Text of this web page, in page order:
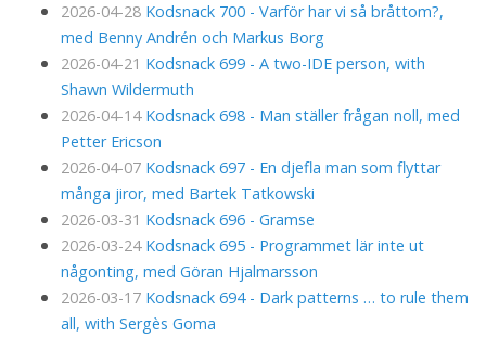
2026-04-28 Kodsnack 700 - Varför har vi så bråttom?,
med Benny Andrén och Markus Borg
2026-04-21 Kodsnack 699 - A two-IDE person, with
Shawn Wildermuth
2026-04-14 Kodsnack 698 - Man ställer frågan noll, med
Petter Ericson
2026-04-07 Kodsnack 697 - En djefla man som flyttar
många jiror, med Bartek Tatkowski
2026-03-31 Kodsnack 696 - Gramse
2026-03-24 Kodsnack 695 - Programmet lär inte ut
någonting, med Göran Hjalmarsson
2026-03-17 Kodsnack 694 - Dark patterns … to rule them
all, with Sergès Goma